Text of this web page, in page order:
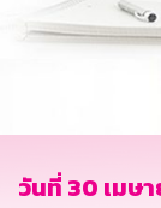
อื่นๆ
วันที่ 30 เมษ